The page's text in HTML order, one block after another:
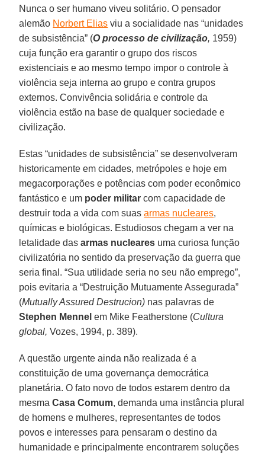
Nunca o ser humano viveu solitário. O pensador
alemão Norbert Elias viu a socialidade nas “unidades
de subsistência” (O processo de civilização, 1959)
cuja função era garantir o grupo dos riscos
existenciais e ao mesmo tempo impor o controle à
violência seja interna ao grupo e contra grupos
externos. Convivência solidária e controle da
violência estão na base de qualquer sociedade e
civilização.
Estas “unidades de subsistência” se desenvolveram
historicamente em cidades, metrópoles e hoje em
megacorporações e potências com poder econômico
fantástico e um poder militar com capacidade de
destruir toda a vida com suasarmas nucleares,
químicas e biológicas. Estudiosos chegam a ver na
letalidade dasarmas nucleares uma curiosa função
civilizatória no sentido da preservação da guerra que
seria final. “Sua utilidade seria no seu não emprego”,
pois evitaria a “Destruição Mutuamente Assegurada”
(Mutually Assured Destrucion) nas palavras de
Stephen Mennel em Mike Featherstone (Cultura
global,Vozes, 1994, p. 389).
A questão urgente ainda não realizada é a
constituição de uma governança democrática
planetária. O fato novo de todos estarem dentro da
mesmaCasa Comum, demanda uma instância plural
de homens e mulheres, representantes de todos
povos e interesses para pensaram o destino da
humanidade e principalmente encontrarem soluções